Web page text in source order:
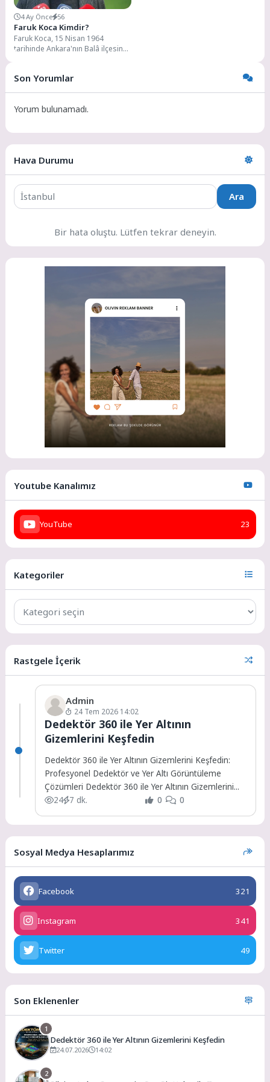
4 Ay Önce 56
Faruk Koca Kimdir?
Faruk Koca, 15 Nisan 1964
tarihinde Ankara'nın Balâ ilçesine
Son Yorumlar
Yorum bulunamadı.
Hava Durumu
Ara
Bir hata oluştu. Lütfen tekrar deneyin.
Youtube Kanalımız
YouTube 23
Kategoriler
Rastgele İçerik
Admin
24 Tem 2026 14:02
Dedektör 360 ile Yer Altının
Gizemlerini Keşfedin
Dedektör 360 ile Yer Altının Gizemlerini Keşfedin:
Profesyonel Dedektör ve Yer Altı Görüntüleme
Çözümleri Dedektör 360 ile Yer Altının Gizemlerini...
24 7 dk. 0 0
Sosyal Medya Hesaplarımız
Facebook 321
Instagram 341
Twitter 49
Son Eklenenler
1
Dedektör 360 ile Yer Altının Gizemlerini Keşfedin
24.07.2026 14:02
2